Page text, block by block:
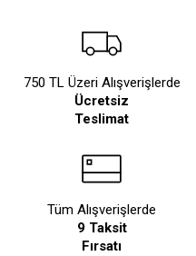
750 TL Üzeri Alışverişlerde
Ücretsiz
Teslimat
Tüm Alışverişlerde
9 Taksit
Fırsatı